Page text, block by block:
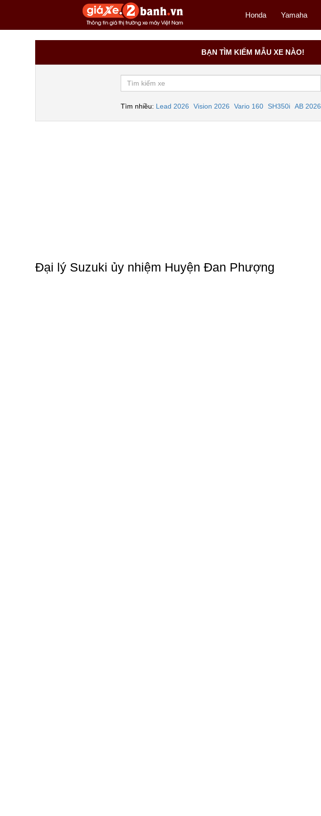
Honda Yamaha
BẠN TÌM KIẾM MẪU XE NÀO!
Tìm nhiều: Lead 2026 Vision 2026 Vario 160 SH350i AB 2026
Đại lý Suzuki ủy nhiệm Huyện Đan Phượng